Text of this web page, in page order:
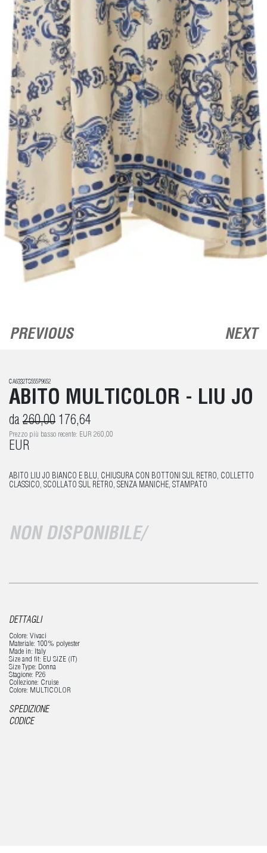
PREVIOUS NEXT
CA6332TS555P9652
ABITO MULTICOLOR - LIU JO
da 260,00 176,64
Prezzo più basso recente: EUR 260,00
EUR
ABITO LIU JO BIANCO E BLU, CHIUSURA CON BOTTONI SUL RETRO, COLLETTO
CLASSICO, SCOLLATO SUL RETRO, SENZA MANICHE, STAMPATO
NON DISPONIBILE/
DETTAGLI
Colore: Vivaci
Materiale: 100% polyester
Made in: Italy
Size and fit: EU SIZE (IT)
Size Type: Donna
Stagione: P26
Collezione: Cruise
Colore: MULTICOLOR
SPEDIZIONE
CODICE